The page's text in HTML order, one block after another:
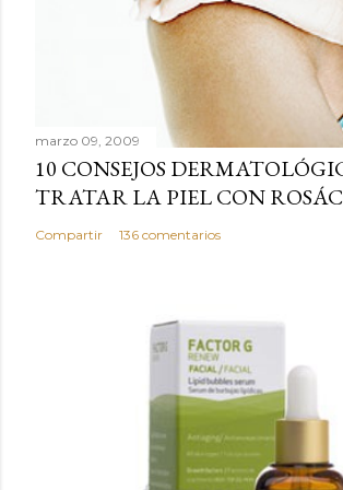
o
m
e
n
marzo 09, 2009
10 CONSEJOS
TRATAR LA PIEL CON
Compartir 136 comentarios